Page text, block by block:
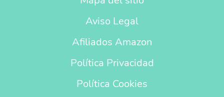
Aviso Legal
Afiliados Amazon
Política Privacidad
Política Cookies